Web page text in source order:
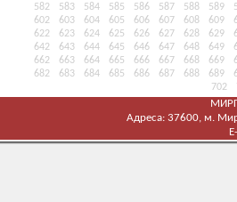
582
583 584 585 586 587 588 589
602
603 604 605 606 607 608 609
622
623 624 625 626 627 628 629
642
643 644 645 646 647 648 649
662
663 664 665 666 667 668 669
682
683 684 685 686 687 688 689
702
Адреса: 37600, м.